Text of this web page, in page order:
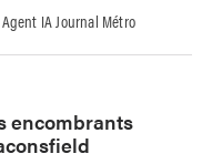
Agent IA Journal Métro
encombrants